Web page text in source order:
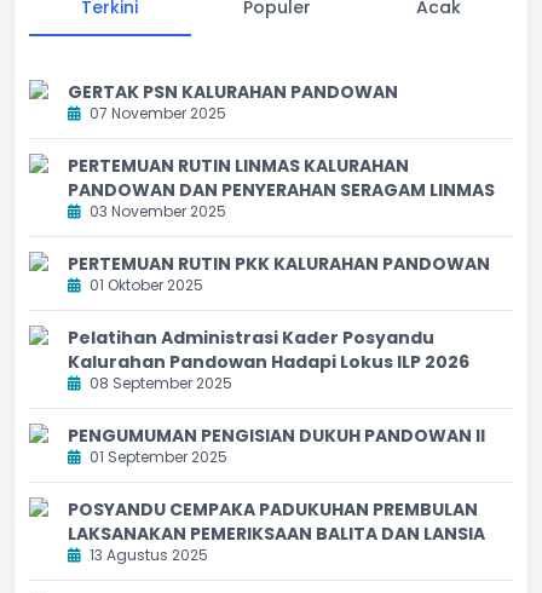
Terkini Populer Acak
GERTAK PSN KALURAHAN PANDOWAN
07 November 2025
PERTEMUAN RUTIN LINMAS KALURAHAN
PANDOWAN DAN PENYERAHAN SERAGAM LINMAS
03 November 2025
PERTEMUAN RUTIN PKK KALURAHAN PANDOWAN
01 Oktober 2025
Pelatihan Administrasi Kader Posyandu
Kalurahan Pandowan Hadapi Lokus ILP 2026
08 September 2025
PENGUMUMAN PENGISIAN DUKUH PANDOWAN II
01 September 2025
POSYANDU CEMPAKA PADUKUHAN PREMBULAN
LAKSANAKAN PEMERIKSAAN BALITA DAN LANSIA
13 Agustus 2025